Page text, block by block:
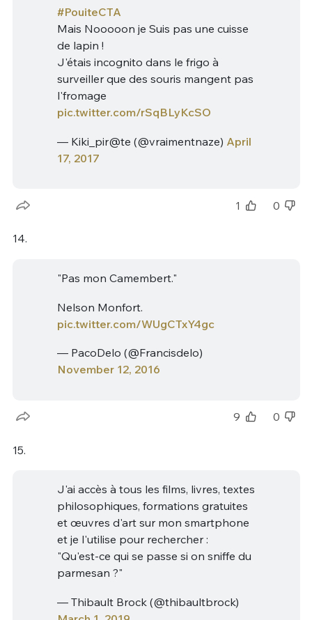
#PouiteCTA
Mais Nooooon je Suis pas une cuisse
de lapin !
J'étais incognito dans le frigo à
surveiller que des souris mangent pas
l'fromage
pic.twitter.com/rSqBLyKcSO
— Kiki_pir@te (@vraimentnaze) April
17, 2017
1 0
14.
"Pas mon Camembert."
Nelson Monfort.
pic.twitter.com/WUgCTxY4gc
— PacoDelo (@Francisdelo)
November 12, 2016
9 0
15.
J'ai accès à tous les films, livres, textes
philosophiques, formations gratuites
et œuvres d'art sur mon smartphone
et je l'utilise pour rechercher :
"Qu'est-ce qui se passe si on sniffe du
parmesan ?"
— Thibault Brock (@thibaultbrock)